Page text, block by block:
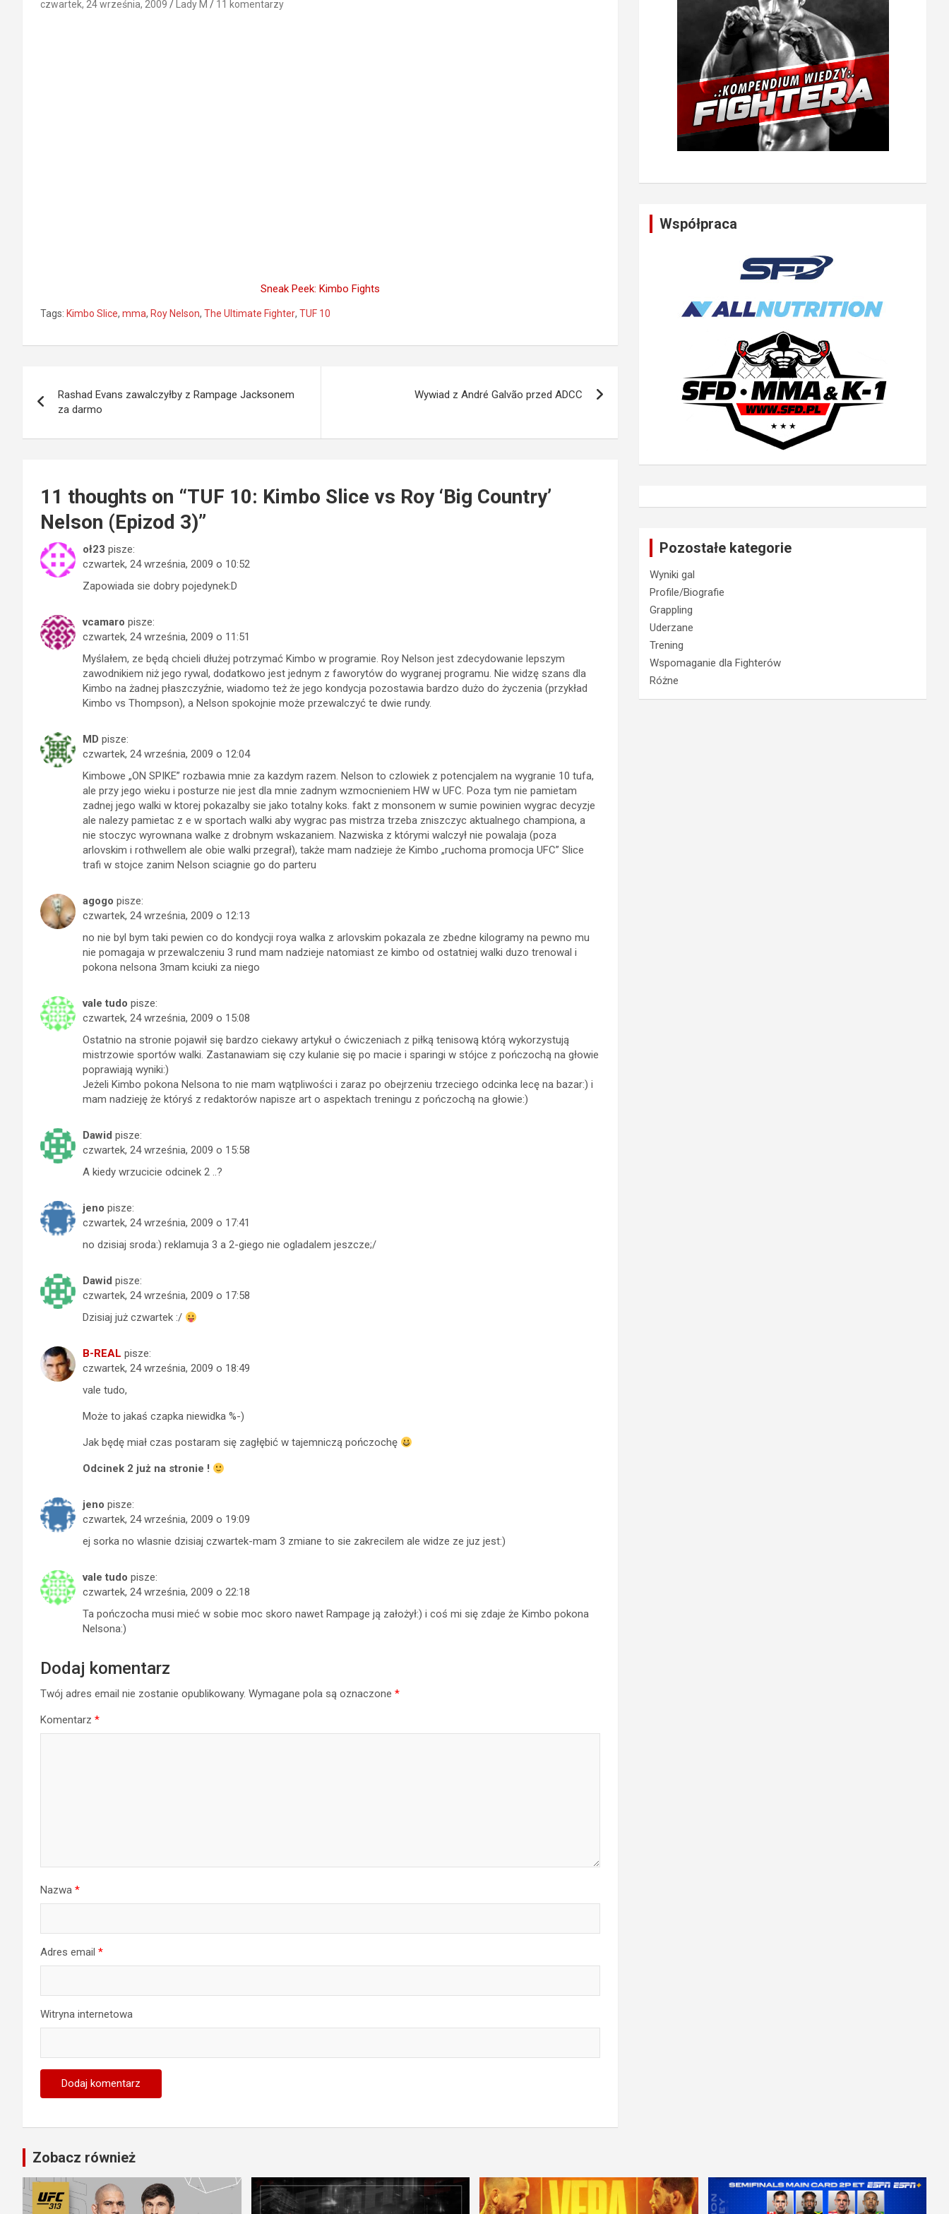
czwartek, 24 września, 2009 Lady M 11 komentarzy
Sneak Peek: Kimbo Fights
Tags: Kimbo Slice, mma, Roy Nelson, The Ultimate Fighter, TUF 10
wpisu
Rashad Evans zawalczyłby z Rampage Jacksonem
za darmo
Wywiad z André Galvão przed ADCC
11 thoughts on “TUF 10: Kimbo Slice vs Roy ‘Big Country’
Nelson (Epizod 3)”
oł23 pisze:
czwartek, 24 września, 2009 o 10:52
Zapowiada sie dobry pojedynek:D
vcamaro pisze:
czwartek, 24 września, 2009 o 11:51
Myślałem, ze będą chcieli dłużej potrzymać Kimbo w programie. Roy Nelson jest zdecydowanie lepszym
zawodnikiem niż jego rywal, dodatkowo jest jednym z faworytów do wygranej programu. Nie widzę szans dla
Kimbo na żadnej płaszczyźnie, wiadomo też że jego kondycja pozostawia bardzo dużo do życzenia (przykład
Kimbo vs Thompson), a Nelson spokojnie może przewalczyć te dwie rundy.
MD pisze:
czwartek, 24 września, 2009 o 12:04
Kimbowe „ON SPIKE” rozbawia mnie za kazdym razem. Nelson to czlowiek z potencjalem na wygranie 10 tufa,
ale przy jego wieku i posturze nie jest dla mnie zadnym wzmocnieniem HW w UFC. Poza tym nie pamietam
zadnej jego walki w ktorej pokazalby sie jako totalny koks. fakt z monsonem w sumie powinien wygrac decyzje
ale nalezy pamietac z e w sportach walki aby wygrac pas mistrza trzeba zniszczyc aktualnego championa, a
nie stoczyc wyrownana walke z drobnym wskazaniem. Nazwiska z którymi walczył nie powalaja (poza
arlovskim i rothwellem ale obie walki przegrał), także mam nadzieje że Kimbo „ruchoma promocja UFC” Slice
trafi w stojce zanim Nelson sciagnie go do parteru
agogo pisze:
czwartek, 24 września, 2009 o 12:13
no nie byl bym taki pewien co do kondycji roya walka z arlovskim pokazala ze zbedne kilogramy na pewno mu
nie pomagaja w przewalczeniu 3 rund mam nadzieje natomiast ze kimbo od ostatniej walki duzo trenowal i
pokona nelsona 3mam kciuki za niego
vale tudo pisze:
czwartek, 24 września, 2009 o 15:08
Ostatnio na stronie pojawił się bardzo ciekawy artykuł o ćwiczeniach z piłką tenisową którą wykorzystują
mistrzowie sportów walki. Zastanawiam się czy kulanie się po macie i sparingi w stójce z pończochą na głowie
poprawiają wyniki:)
Jeżeli Kimbo pokona Nelsona to nie mam wątpliwości i zaraz po obejrzeniu trzeciego odcinka lecę na bazar:) i
mam nadzieję że któryś z redaktorów napisze art o aspektach treningu z pończochą na głowie:)
Dawid pisze:
czwartek, 24 września, 2009 o 15:58
A kiedy wrzucicie odcinek 2 ..?
jeno pisze:
czwartek, 24 września, 2009 o 17:41
no dzisiaj sroda:) reklamuja 3 a 2-giego nie ogladalem jeszcze;/
Dawid pisze:
czwartek, 24 września, 2009 o 17:58
Dzisiaj już czwartek :/
B-REAL pisze:
czwartek, 24 września, 2009 o 18:49
vale tudo,
Może to jakaś czapka niewidka %-)
Jak będę miał czas postaram się zagłębić w tajemniczą pończochę
Odcinek 2 już na stronie !
jeno pisze:
czwartek, 24 września, 2009 o 19:09
ej sorka no wlasnie dzisiaj czwartek-mam 3 zmiane to sie zakrecilem ale widze ze juz jest:)
vale tudo pisze:
czwartek, 24 września, 2009 o 22:18
Ta pończocha musi mieć w sobie moc skoro nawet Rampage ją założył:) i coś mi się zdaje że Kimbo pokona
Nelsona:)
Dodaj komentarz
Twój adres email nie zostanie opublikowany. Wymagane pola są oznaczone *
Komentarz *
Nazwa *
Adres email *
Witryna internetowa
Współpraca
Pozostałe kategorie
Wyniki gal
Profile/Biografie
Grappling
Uderzane
Trening
Wspomaganie dla Fighterów
Różne
Zobacz również